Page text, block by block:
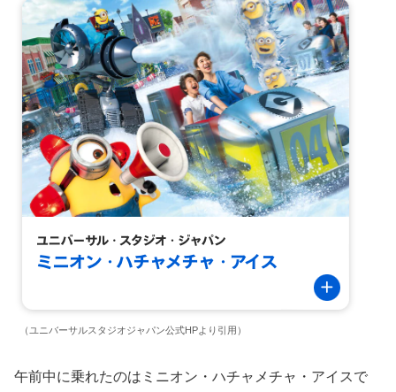
（ユニバーサルスタジオジャパン公式HPより引用）
午前中に乗れたのはミニオン・ハチャメチャ・アイスで